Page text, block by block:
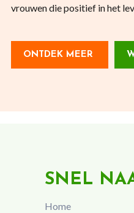
vrouwen die positief in het
ONTDEK MEER
SNEL
Home